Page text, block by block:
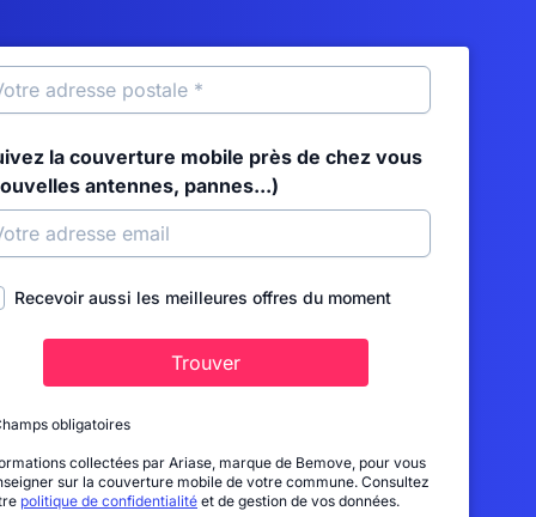
la couverture mobile près de chez vous
antennes, pannes...)
Recevoir aussi les meilleures offres du moment
Trouver
obligatoires
collectées par Ariase, marque de Bemove, pour vous
sur la couverture mobile de votre commune. Consultez
politique de confidentialité et de gestion de vos données.